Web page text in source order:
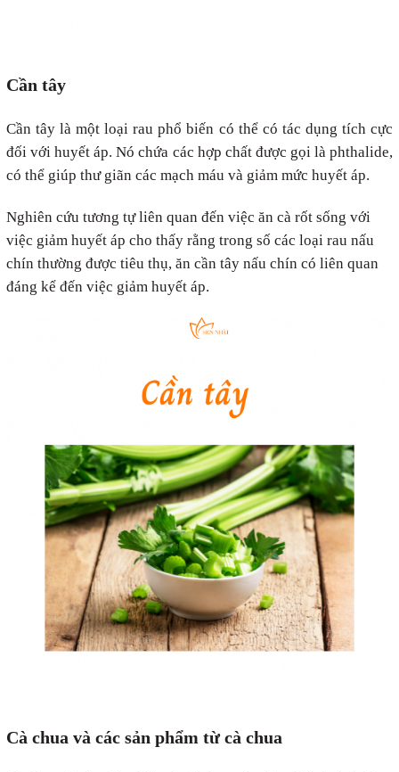
Cần tây
Cần tây là một loại rau phổ biến có thể có tác dụng tích cực
đối với huyết áp. Nó chứa các hợp chất được gọi là phthalide,
có thể giúp thư giãn các mạch máu và giảm mức huyết áp.
Nghiên cứu tương tự liên quan đến việc ăn cà rốt sống với
việc giảm huyết áp cho thấy rằng trong số các loại rau nấu
chín thường được tiêu thụ, ăn cần tây nấu chín có liên quan
đáng kể đến việc giảm huyết áp.
Cà chua và các sản phẩm từ cà chua